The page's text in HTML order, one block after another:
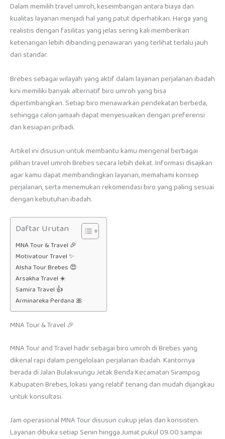
Dalam memilih travel umroh, keseimbangan antara biaya dan
kualitas layanan menjadi hal yang patut diperhatikan. Harga yang
realistis dengan fasilitas yang jelas sering kali memberikan
ketenangan lebih dibanding penawaran yang terlihat terlalu jauh
dari standar.
Brebes sebagai wilayah yang aktif dalam layanan perjalanan ibadah
kini memiliki banyak alternatif biro umroh yang bisa
dipertimbangkan. Setiap biro menawarkan pendekatan berbeda,
sehingga calon jamaah dapat menyesuaikan dengan preferensi
dan kesiapan pribadi.
Artikel ini disusun untuk membantu kamu mengenal berbagai
pilihan travel umroh Brebes secara lebih dekat. Informasi disajikan
agar kamu dapat membandingkan layanan, memahami konsep
perjalanan, serta menemukan rekomendasi biro yang paling sesuai
dengan kebutuhan ibadah.
Daftar Urutan
MNA Tour & Travel 🎉
Motivatour Travel ✨
Alsha Tour Brebes 😍
Arsakha Travel ☀️
Samira Travel 👍
Arminareka Perdana 🎀
MNA Tour & Travel 🎉
MNA Tour and Travel hadir sebagai biro umroh di Brebes yang
dikenal rapi dalam pengelolaan perjalanan ibadah. Kantornya
berada di Jalan Bulakwungu Jetak Benda Kecamatan Sirampog
Kabupaten Brebes, lokasi yang relatif tenang dan mudah dijangkau
untuk konsultasi.
Jam operasional MNA Tour disusun cukup jelas dan konsisten.
Layanan dibuka setiap Senin hingga Jumat pukul 09.00 sampai